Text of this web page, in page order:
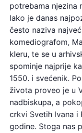
potrebama njezina
Iako je danas
često naziva
komediografom,
kleru, te se u
spominje najprije
1550. i svećenik.
života proveo je u
nadbiskupa, a
crkvi Svetih Ivana i
godine. Stoga nas